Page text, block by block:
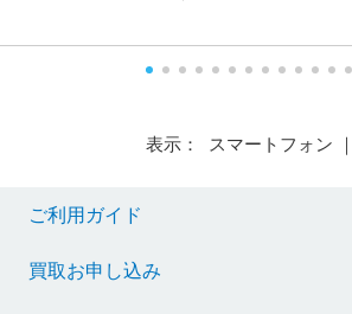
表示： スマートフォン ｜
ご利用ガイド
買取お申し込み